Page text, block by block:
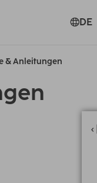
DE
& Anleitungen